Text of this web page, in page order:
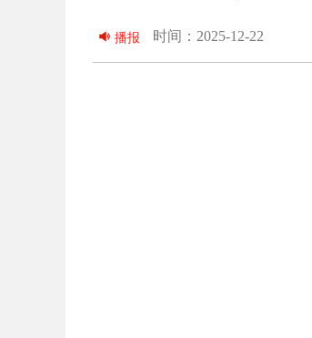
播报 时间：2025-12-22